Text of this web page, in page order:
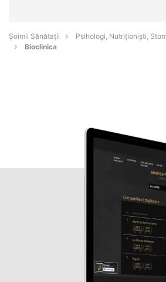
Şoimii Sănătații
Psihologi, Nutriționiști,
Bioclinica